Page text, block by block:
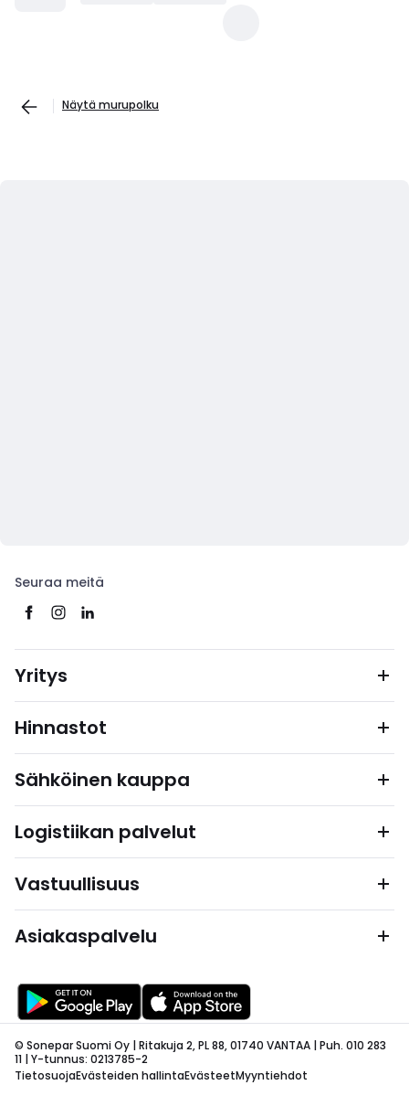
Näytä murupolku
Seuraa meitä
Yritys
Hinnastot
Sähköinen kauppa
Logistiikan palvelut
Vastuullisuus
Asiakaspalvelu
© Sonepar Suomi Oy | Ritakuja 2, PL 88, 01740 VANTAA | Puh. 010 283
11 | Y-tunnus: 0213785-2
TietosuojaEvästeiden hallintaEvästeetMyyntiehdot